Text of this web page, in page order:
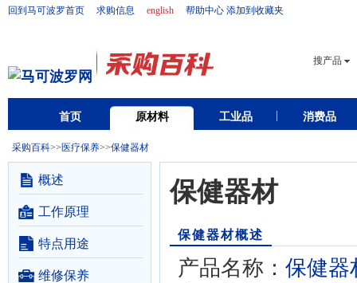
回到马可波罗首页 求购信息 english 帮助中心 添加到收藏夹
搜产品
首页 原材料 工业品 消费品
采购百科>> 医疗保养>>保健器材
概述
工作原理
特点用途
维修保养
保健器材
保健器材概述
产品名称： 保健器